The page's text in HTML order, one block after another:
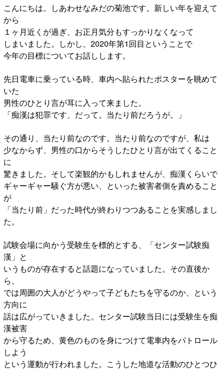
こんにちは。しあわせなみだの菊池です。新しい年を迎えて
から
１ヶ月近くが過ぎ、お正月気分もすっかりなくなって
しまいました。しかし、2020年第1回目ということで
今年の目標についてお話しします。
先日電車に乗っている時、車内へ貼られたポスターを眺めて
いた
男性のひとり言が耳に入って来ました。
「痴漢は犯罪です、だって。当たり前だろうが。」
その通り、当たり前なのです。当たり前なのですが、私は
少なからず、男性の口からそうしたひとり言が出てくること
に
驚きました。そして楽観的かもしれませんが、痴漢くらいで
ギャーギャー騒ぐ方が悪い、といった被害者側を責めること
が
「当たり前」だった時代が終わりつつあることを実感しまし
た。
試験会場に向かう受験生を標的とする、「センター試験痴
漢」と
いうものが存在すると話題になっていました。その直後か
ら、
では周囲の大人がどうやって子どもたちを守るのか、という
方向に
話は広がっていきました。センター試験当日には受験生を痴
漢被害
から守るため、黄色のものを身につけて電車内をパトロール
しよう
という運動が行われました。こうした地道な活動のひとつひ